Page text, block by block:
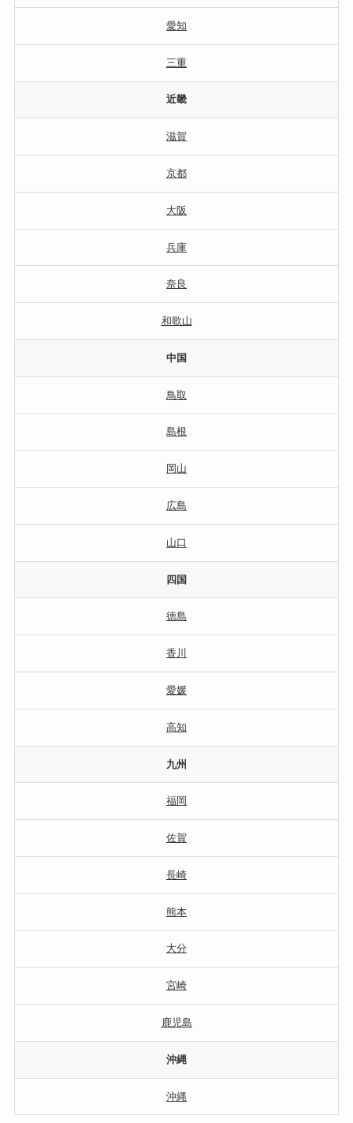
愛知
三重
近畿
滋賀
京都
大阪
兵庫
奈良
和歌山
中国
鳥取
島根
岡山
広島
山口
四国
徳島
香川
愛媛
高知
九州
福岡
佐賀
長崎
熊本
大分
宮崎
鹿児島
沖縄
沖縄